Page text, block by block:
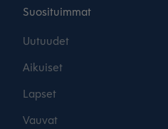
Suosituimmat
Uutuudet
Aikuiset
Lapset
Vauvat